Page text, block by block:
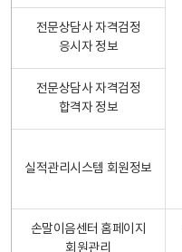
전문상담사 자격검정
응시자 정보
전문상담사 자격검정
합격자 정보
실적관리시스템 회원정보
손말이음센터 홈페이지
회원관리